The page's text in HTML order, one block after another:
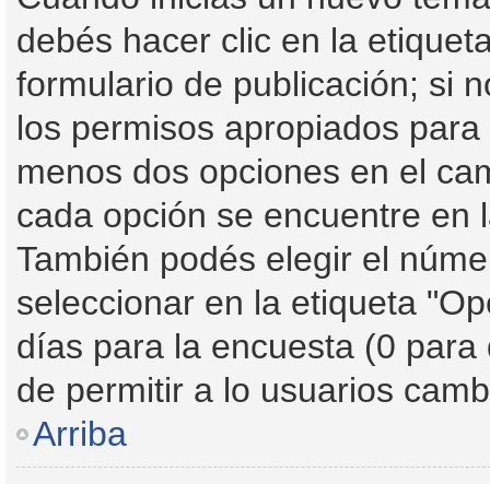
debés hacer clic en la
formulario de publicación; si
los permisos apropiados
menos dos opciones en el
cada opción se encuentre
También podés elegir el
seleccionar en la etiqueta
días para la encuesta (0
de permitir a lo usuarios
Arriba